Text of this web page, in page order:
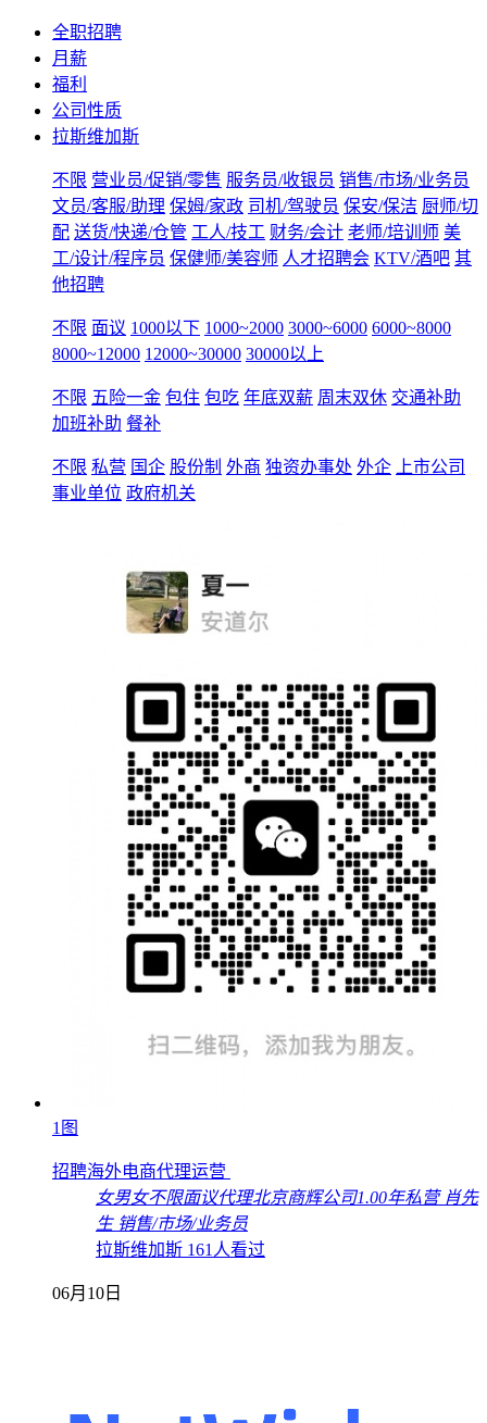
全职招聘
月薪
福利
公司性质
拉斯维加斯
不限 营业员/促销/零售 服务员/收银员 销售/市场/业务员
文员/客服/助理 保姆/家政 司机/驾驶员 保安/保洁 厨师/切
配 送货/快递/仓管 工人/技工 财务/会计 老师/培训师 美
工/设计/程序员 保健师/美容师 人才招聘会 KTV/酒吧 其
他招聘
不限 面议 1000以下 1000~2000 3000~6000 6000~8000
8000~12000 12000~30000 30000以上
不限 五险一金 包住 包吃 年底双薪 周末双休 交通补助
加班补助 餐补
不限 私营 国企 股份制 外商 独资办事处 外企
上市公司
事业单位 政府机关
1图
招聘海外电商代理运营
女男女不限面议代理北京商辉公司1.00年私营 肖先
生 销售/市场/业务员
拉斯维加斯 161人看过
06月10日